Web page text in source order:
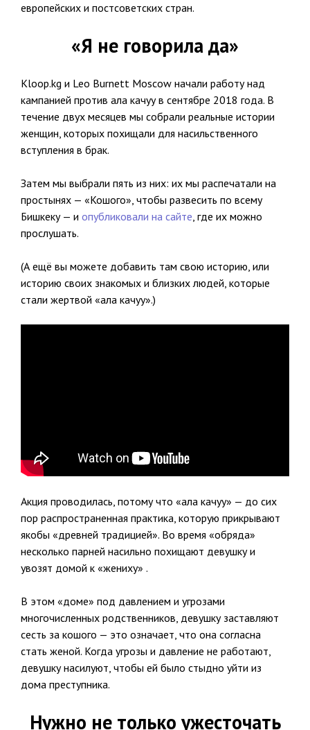
европейских и постсоветских стран.
«Я не говорила да»
Kloop.kg и Leo Burnett Moscow начали работу над
кампанией против ала качуу в сентябре 2018 года. В
течение двух месяцев мы собрали реальные истории
женщин, которых похищали для насильственного
вступления в брак.
Затем мы выбрали пять из них: их мы распечатали на
простынях — «Кошого», чтобы развесить по всему
Бишкеку — и опубликовали на сайте, где их можно
прослушать.
(А ещё вы можете добавить там свою историю, или
историю своих знакомых и близких людей, которые
стали жертвой «ала качуу».)
Акция проводилась, потому что «ала качуу» — до сих
пор распространенная практика, которую прикрывают
якобы «древней традицией». Во время «обряда»
несколько парней насильно похищают девушку и
увозят домой к «жениху» .
В этом «доме» под давлением и угрозами
многочисленных родственников, девушку заставляют
сесть за кошого — это означает, что она согласна
стать женой. Когда угрозы и давление не работают,
девушку насилуют, чтобы ей было стыдно уйти из
дома преступника.
Нужно не только ужесточать